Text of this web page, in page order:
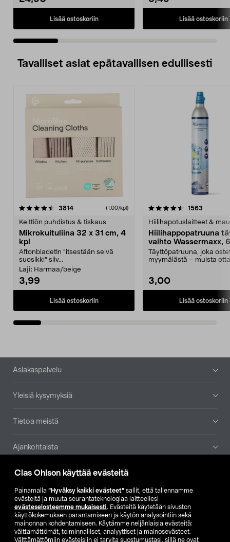
Clas Ohlson käyttää evästeitä
Painamalla ”Hyväksy kaikki evästeet” sallit, että tallennamme
evästeitä ja muuta seurantateknologiaa laitteellesi
evästeselosteemme mukaisesti. Evästeitä käytetään sivuston
käyttökokemuksen parantamiseen ja käytön analysointiin sekä
mainonnan kohdentamiseen. Käytämme neljänlaisia evästeitä:
välttämättömät, toiminnalliset, analyyttiset ja mainosevästeet.
Välttämättömiin evästeisiin ei tarvita suostumustasi, sillä ne ovat
Lisää ostoskoriin Lisää ostoskoriin
Tavalliset asiat epätavallisen edullisesti
3814arvostelut (1,00/kpl)
Keittiön puhdistus & tiskaus
Mikrokuituliina 32 x 31 cm, 4
kpl
Aftonbladetin "itsestään selvä
suosikki" siiv...
Laji: Harmaa/beige
3,99
Lisää ostoskoriin
4.5viidestä
1563
Hiilihapotuslaitteet &
Hiilihappopatruuna
vaihto Wassermaxx,
Täyttöpatruuna, joka
myymälästä – muista
3,00
Lisää ostoskoriin
4.5viidestä
Alatunniste
Asiakaspalvelu
Yleisiä kysymyksiä
Tietoa meistä
Ajankohtaista
Muut yrityksemme
Etsi myymälä
SE NO FI
FI SV